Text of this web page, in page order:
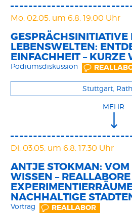
Mo. 02.05. um 6.8. 19:00 Uhr
LEBENSWELTEN:
EINFACHHEIT – KURZE
Podiumsdiskussion
Stuttgart,
MEHR
Di. 03.05. um 6.8. 17:30 Uhr
ANTJE STOKMAN:
WISSEN –
NACHHALTIGE
Vortrag REALLABOR